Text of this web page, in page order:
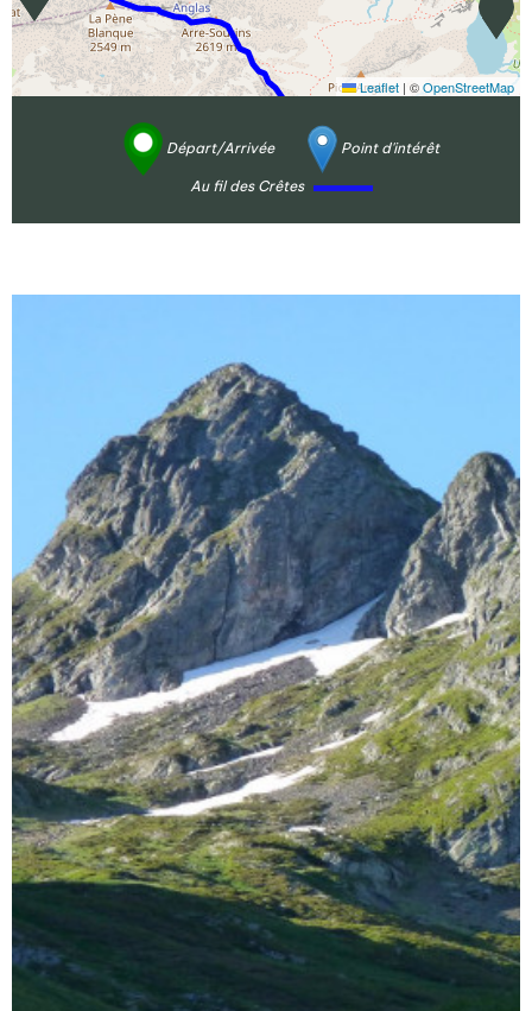
Leaflet | ©OpenStreetMap
Départ/Arrivée Point d'intérêt
Au fil des Crêtes